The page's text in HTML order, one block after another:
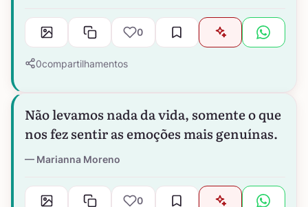
0
0compartilhamentos
Não levamos nada da vida, somente o que
nos fez sentir as emoções mais genuínas.
Marianna Moreno
0